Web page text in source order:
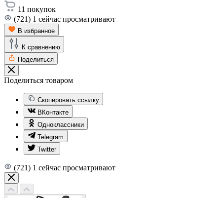
11 покупок
(721) 1 сейчас просматривают
В избранное
К сравнению
Поделиться
Поделиться товаром
Скопировать ссылку
ВКонтакте
Одноклассники
Telegram
Twitter
(721) 1 сейчас просматривают